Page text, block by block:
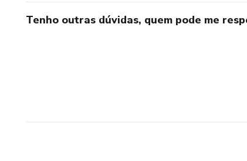
Tenho outras dúvidas, quem pode me